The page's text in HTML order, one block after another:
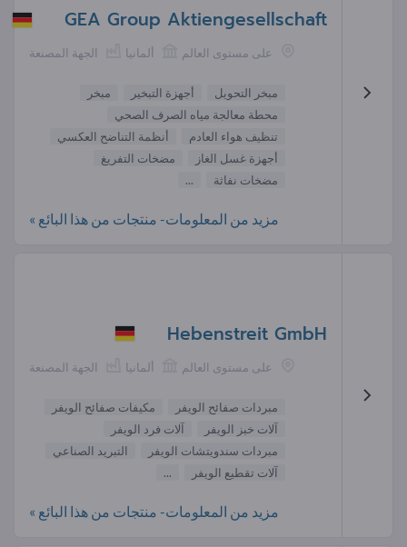
GEA Group Aktiengesellschaft
الجهة المصنعة ألمانيا على مستوى العالم
مبخر التحويل أجهزة التبخير
مبخر
محطة معالجة مياه الصرف الصحي
تنظيف هواء العادم
أنظمة التناضح العكسي
أجهزة غسل الغاز
مضخات التفريغ
مضخات نفاثة
...
مزيد من المعلومات- منتجات من هذا البائع »
Hebenstreit GmbH
الجهة المصنعة ألمانيا على مستوى العالم
مبردات صفائح الويفر
مكيفات صفائح الويفر
آلات خبز الويفر
آلات فرد الويفر
مبردات سندويتشات الويفر
التبريد الصناعي
آلات تقطيع الويفر
...
مزيد من المعلومات- منتجات من هذا البائع »